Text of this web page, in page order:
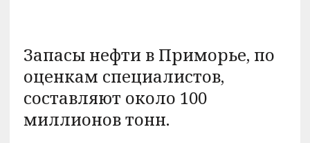
Запасы нефти в Приморье, по
оценкам специалистов,
составляют около 100
миллионов тонн.